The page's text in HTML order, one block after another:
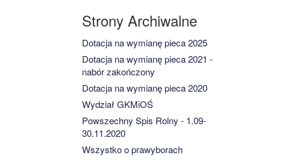
Strony Archiwalne
Dotacja na wymianę pieca 2025
Dotacja na wymianę pieca 2021 -
nabór zakończony
Dotacja na wymianę pieca 2020
Wydział GKMiOŚ
Powszechny Spis Rolny - 1.09-
30.11.2020
Wszystko o prawyborach